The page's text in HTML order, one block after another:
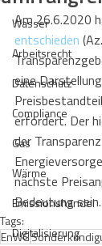
Wasser
Arbeitsrecht
Datenschutz
Compliance
Gas
Wärme
Emissionshandel
Digitalisierung
Am 26.6.2020
entschieden
eine
erfordert. Der
der
nächste
Bedeutung sein.
Tags:
EnWG